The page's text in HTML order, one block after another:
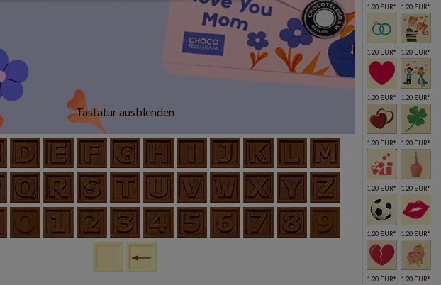
Tastatur ausblenden
1.20 EUR* 1.20 EUR*
1.20 EUR* 1.20 EUR*
1.20 EUR* 1.20 EUR*
1.20 EUR* 1.20 EUR*
1.20 EUR* 1.20 EUR*
1.20 EUR* 1.20 EUR*
1.20 EUR* 1.20 EUR*